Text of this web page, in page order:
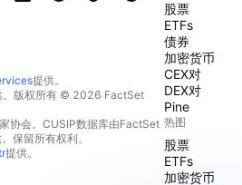
提供。
。版权所有 © 2026 FactSet
协会。CUSIP数据库由FactSet
保留所有权利。
提供。
股票
ETFs
债券
加密货币
CEX对
DEX对
Pine
热图
股票
ETFs
加密货币